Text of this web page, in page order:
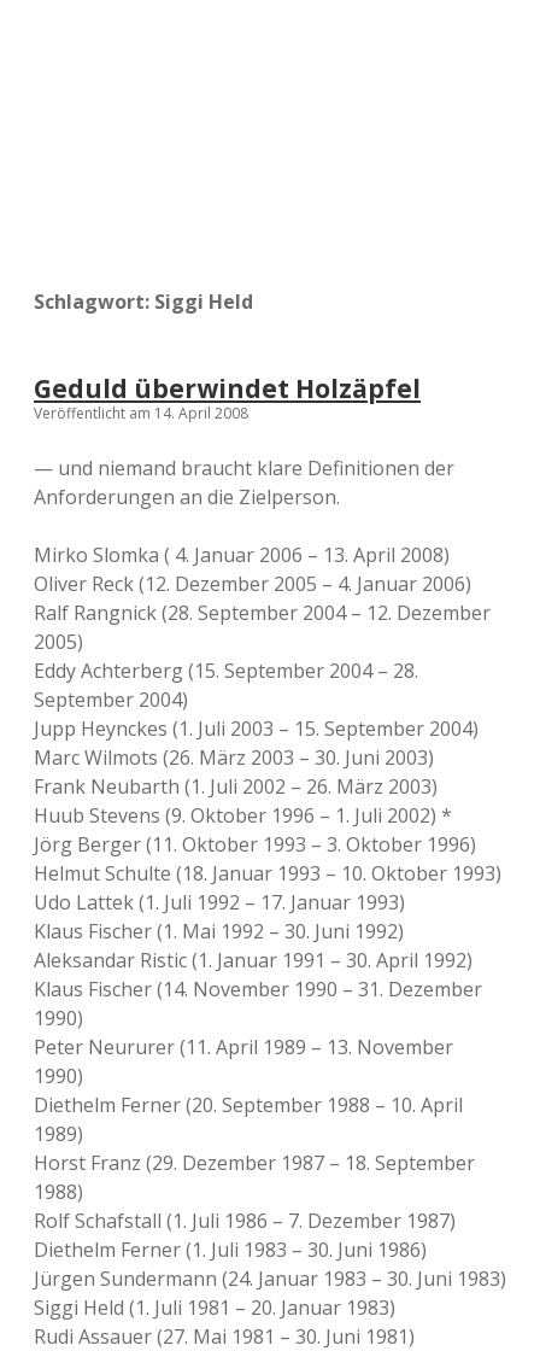
Schlagwort: Siggi Held
Geduld überwindet Holzäpfel
Veröffentlicht am 14. April 2008
— und niemand braucht klare Definitionen der
Anforderungen an die Zielperson.
Mirko Slomka ( 4. Januar 2006 – 13. April 2008)
Oliver Reck (12. Dezember 2005 – 4. Januar 2006)
Ralf Rangnick (28. September 2004 – 12. Dezember
2005)
Eddy Achterberg (15. September 2004 – 28.
September 2004)
Jupp Heynckes (1. Juli 2003 – 15. September 2004)
Marc Wilmots (26. März 2003 – 30. Juni 2003)
Frank Neubarth (1. Juli 2002 – 26. März 2003)
Huub Stevens (9. Oktober 1996 – 1. Juli 2002) *
Jörg Berger (11. Oktober 1993 – 3. Oktober 1996)
Helmut Schulte (18. Januar 1993 – 10. Oktober 1993)
Udo Lattek (1. Juli 1992 – 17. Januar 1993)
Klaus Fischer (1. Mai 1992 – 30. Juni 1992)
Aleksandar Ristic (1. Januar 1991 – 30. April 1992)
Klaus Fischer (14. November 1990 – 31. Dezember
1990)
Peter Neururer (11. April 1989 – 13. November
1990)
Diethelm Ferner (20. September 1988 – 10. April
1989)
Horst Franz (29. Dezember 1987 – 18. September
1988)
Rolf Schafstall (1. Juli 1986 – 7. Dezember 1987)
Diethelm Ferner (1. Juli 1983 – 30. Juni 1986)
Jürgen Sundermann (24. Januar 1983 – 30. Juni 1983)
Siggi Held (1. Juli 1981 – 20. Januar 1983)
Rudi Assauer (27. Mai 1981 – 30. Juni 1981)